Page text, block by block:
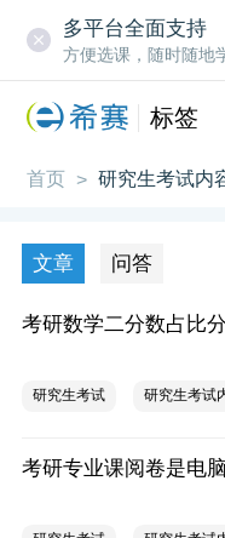
多平台全面支持
方便选课，随时随地
标签
首页 > 研究生考试内
文章 问答
考研数学二分数占比
研究生考试 研究生考试
考研专业课阅卷是电